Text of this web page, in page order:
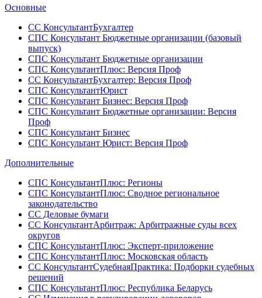
Основные
СС КонсультантБухгалтер
СПС Консультант Бюджетные организации (базовый
выпуск)
СПС Консультант Бюджетные организации
СПС КонсультантПлюс: Версия Проф
СС КонсультантБухгалтер: Версия Проф
СПС КонсультантЮрист
СПС Консультант Бизнес: Версия Проф
СПС Консультант Бюджетные организации: Версия
Проф
СПС Консультант Бизнес
СПС Консультант Юрист: Версия Проф
Дополнительные
СПС КонсультантПлюс: Регионы
СПС КонсультантПлюс: Сводное региональное
законодательство
СС Деловые бумаги
СС КонсультантАрбитраж: Арбитражные суды всех
округов
СПС КонсультантПлюс: Эксперт-приложение
СПС КонсультантПлюс: Московская область
СС КонсультантСудебнаяПрактика: Подборки судебных
решений
СПС КонсультантПлюс: Республика Беларусь